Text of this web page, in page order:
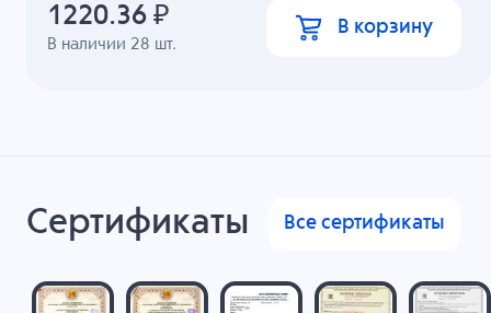
В наличии 28 шт.
1220.36 ₽ В корзину
Сертификаты Все сертификаты